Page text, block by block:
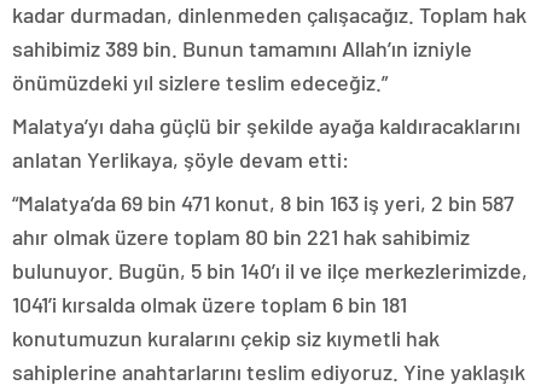
kadar durmadan, dinlenmeden çalışacağız. Toplam hak
sahibimiz 389 bin. Bunun tamamını Allah’ın izniyle
önümüzdeki yıl sizlere teslim edeceğiz.”
Malatya’yı daha güçlü bir şekilde ayağa kaldıracaklarını
anlatan Yerlikaya, şöyle devam etti:
“Malatya’da 69 bin 471 konut, 8 bin 163 iş yeri, 2 bin 587
ahır olmak üzere toplam 80 bin 221 hak sahibimiz
bulunuyor. Bugün, 5 bin 140’ı il ve ilçe merkezlerimizde,
1041’i kırsalda olmak üzere toplam 6 bin 181
konutumuzun kuralarını çekip siz kıymetli hak
sahiplerine anahtarlarını teslim ediyoruz. Yine yaklaşık